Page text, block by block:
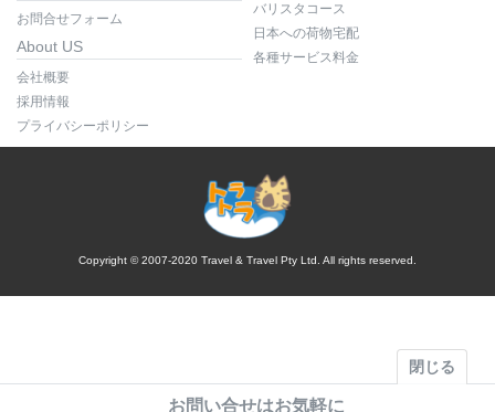
お問合せフォーム
About US
会社概要
採用情報
プライバシーポリシー
バリスタコース
日本への荷物宅配
各種サービス料金
Copyright © 2007-2020 Travel & Travel Pty Ltd. All rights reserved.
閉じる
お問い合せはお気軽に